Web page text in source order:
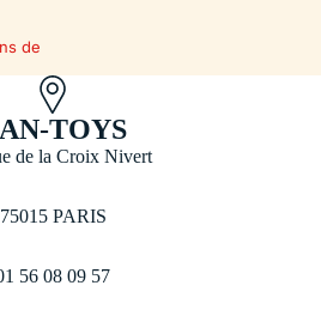
de
TOYS
de la Croix Nivert
75015 PARIS
56 08 09 57